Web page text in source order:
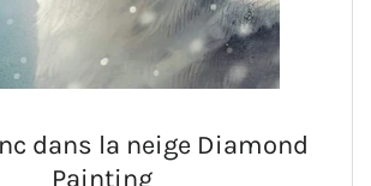
dans la neige Diamond
Painting